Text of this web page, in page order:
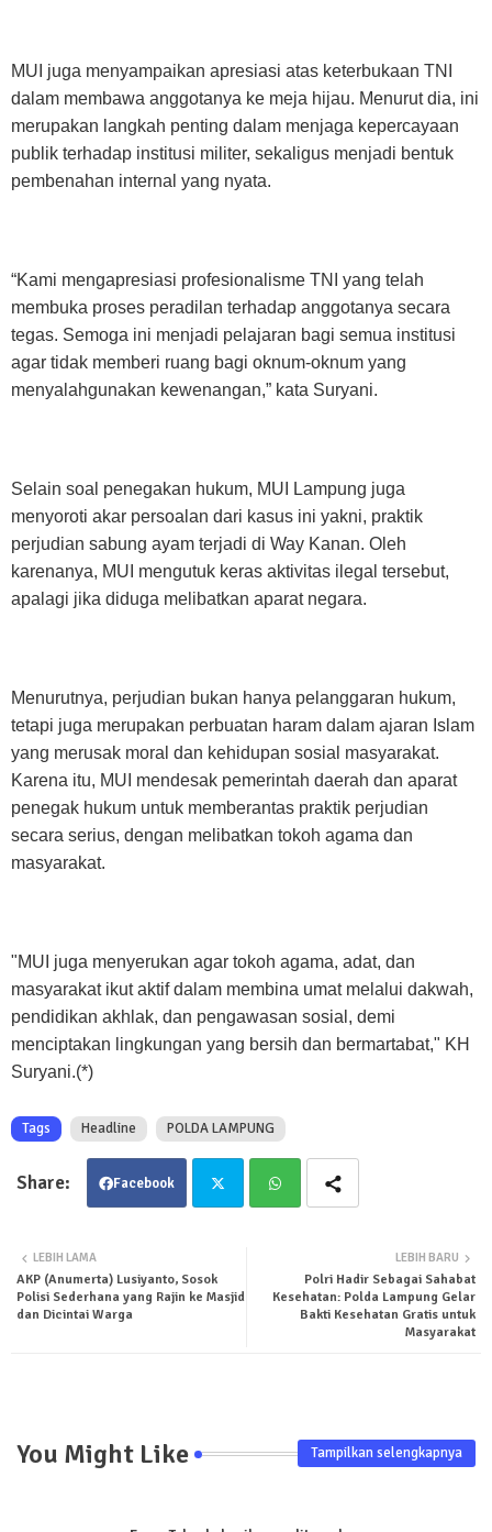
MUI juga menyampaikan apresiasi atas keterbukaan TNI
dalam membawa anggotanya ke meja hijau. Menurut dia, ini
merupakan langkah penting dalam menjaga kepercayaan
publik terhadap institusi militer, sekaligus menjadi bentuk
pembenahan internal yang nyata.
“Kami mengapresiasi profesionalisme TNI yang telah
membuka proses peradilan terhadap anggotanya secara
tegas. Semoga ini menjadi pelajaran bagi semua institusi
agar tidak memberi ruang bagi oknum-oknum yang
menyalahgunakan kewenangan,” kata Suryani.
Selain soal penegakan hukum, MUI Lampung juga
menyoroti akar persoalan dari kasus ini yakni, praktik
perjudian sabung ayam terjadi di Way Kanan. Oleh
karenanya, MUI mengutuk keras aktivitas ilegal tersebut,
apalagi jika diduga melibatkan aparat negara.
Menurutnya, perjudian bukan hanya pelanggaran hukum,
tetapi juga merupakan perbuatan haram dalam ajaran Islam
yang merusak moral dan kehidupan sosial masyarakat.
Karena itu, MUI mendesak pemerintah daerah dan aparat
penegak hukum untuk memberantas praktik perjudian
secara serius, dengan melibatkan tokoh agama dan
masyarakat.
"MUI juga menyerukan agar tokoh agama, adat, dan
masyarakat ikut aktif dalam membina umat melalui dakwah,
pendidikan akhlak, dan pengawasan sosial, demi
menciptakan lingkungan yang bersih dan bermartabat," KH
Suryani.(*)
Tags Headline POLDA LAMPUNG
Facebook
ter
LEBIH BARU
Polri Hadir Sebagai Sahabat
Kesehatan: Polda Lampung Gelar
Bakti Kesehatan Gratis untuk
Masyarakat
LEBIH LAMA
AKP (Anumerta) Lusiyanto, Sosok
Polisi Sederhana yang Rajin ke Masjid
dan Dicintai Warga
You Might Like Tampilkan selengkapnya